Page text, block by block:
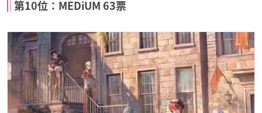
第10位：MEDiUM 63票